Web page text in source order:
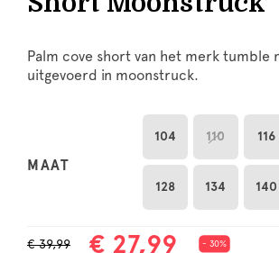
Palm cove short van het merk tumble
uitgevoerd in moonstruck.
MAAT
104 110 116
128 134 140
€ 39,99 € 27,99 - 30%